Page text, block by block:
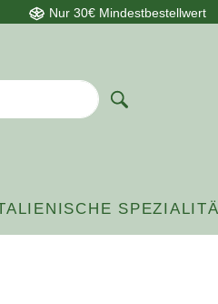
Nur 30€ Mindestbestellwert